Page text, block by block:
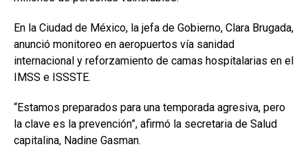
En la Ciudad de México, la jefa de Gobierno, Clara Brugada,
anunció monitoreo en aeropuertos vía sanidad
internacional y reforzamiento de camas hospitalarias en el
IMSS e ISSSTE.
“Estamos preparados para una temporada agresiva, pero
la clave es la prevención”, afirmó la secretaria de Salud
capitalina, Nadine Gasman.